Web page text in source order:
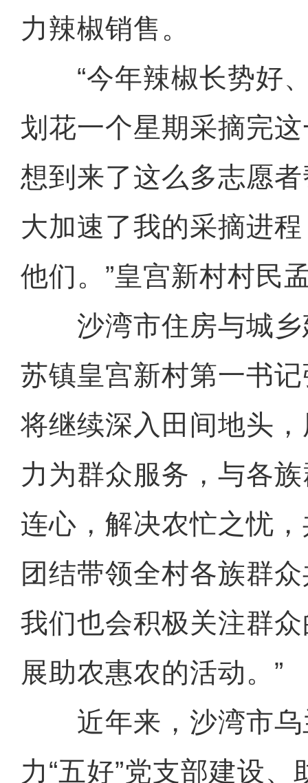
力辣椒销售。
“今年辣椒长势好、
划花一个星期采摘完
想到来了这么多志愿
大加速了我的采摘进
他们。”皇宫新村村民
沙湾市住房与城乡
苏镇皇宫新村第一书
将继续深入田间地头
力为群众服务，与各
连心，解决农忙之忧
团结带领全村各族群
我们也会积极关注群
展助农惠农的活动。”
近年来，沙湾市乌
力“五好”党支部建设